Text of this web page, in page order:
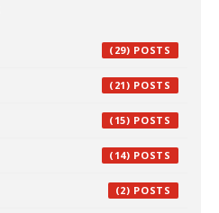
(29)
(21)
(15)
(14)
(2)